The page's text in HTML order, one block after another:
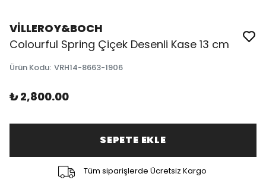
VİLLEROY&BOCH
Colourful Spring Çiçek Desenli Kase 13 cm
Ürün Kodu: VRH14-8663-1906
₺ 2,800.00
SEPETE EKLE
Tüm siparişlerde Ücretsiz Kargo